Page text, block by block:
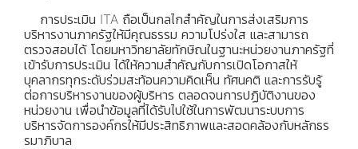
การประเมิน ITA ถือเป็นกลไกสำคัญในการส่งเสริมการ
บริหารงานภาครัฐให้มีคุณธรรม ความโปร่งใส และสามารถ
ตรวจสอบได้ โดยมหาวิทยาลัยทักษิณในฐานะหน่วยงานภาครัฐที่
เข้ารับการประเมิน ได้ให้ความสำคัญกับการเปิดโอกาสให้
บุคลากรทุกระดับร่วมสะท้อนความคิดเห็น ทัศนคติ และการรับรู้
ต่อการบริหารงานของผู้บริหาร ตลอดจนการปฏิบัติงานของ
หน่วยงาน เพื่อนำข้อมูลที่ได้รับไปใช้ในการพัฒนาระบบการ
บริหารจัดการองค์กรให้มีประสิทธิภาพและสอดคล้องกับหลักธร
รมาภิบาล